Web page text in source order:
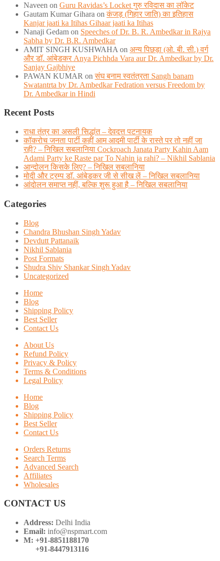
Naveen on Guru Ravidas’s Locket गुरु रविदास का लॉकेट
Gautam Kumar Gihara onकंजड़ (गिहार जाति) का इतिहास
Kanjar jaati ka Itihas Gihaar jaati ka Itihas
Nanaji Gedam on Speeches of Dr. B. R. Ambedkar in Rajya
Sabha by Dr. B.R. Ambedkar
AMIT SINGH KUSHWAHA on अन्य पिछड़ा (ओ. बी. सी.) वर्ग
और डॉ. आंबेडकर Anya Pichhda Vara aur Dr. Ambedkar by Dr.
Sanjay Gajbhiye
PAWAN KUMAR onसंघ बनाम स्वतंत्रता Sangh banam
Swatantrta by Dr. Ambedkar Fedration versus Freedom by
Dr. Ambedkar in Hindi
Recent Posts
राधा तंत्र का असली सिद्धांत – देवदत्त पटनायक
कॉकरोच जनता पार्टी कहीं आम आदमी पार्टी के रास्ते पर तो नहीं जा
रही? – निखिल सबलानिया Cockroach Janata Party Kahin Aam
Adami Party ke Raste par To Nahin ja rahi? – Nikhil Sablania
आन्दोलन किसके लिए? – निखिल सबलानिया
मोदी और ट्रम्प डाॅ. आंबेडकर जी से सीख लें – निखिल सबलानिया
आंदोलन समाप्त नहीं, बल्कि शुरू हुआ है – निखिल सबलानिया
Categories
Blog
Chandra Bhushan Singh Yadav
Devdutt Pattanaik
Nikhil Sablania
Post Formats
Shudra Shiv Shankar Singh Yadav
Uncategorized
Home
Blog
Shipping Policy
Best Seller
Contact Us
About Us
Refund Policy
Privacy & Policy
Terms & Conditions
Legal Policy
Home
Blog
Shipping Policy
Best Seller
Contact Us
Orders Returns
Search Terms
Advanced Search
Affiliates
Wholesales
CONTACT US
Address: Delhi India
Email: info@nspmart.com
M: +91-8851188170
+91-8447913116